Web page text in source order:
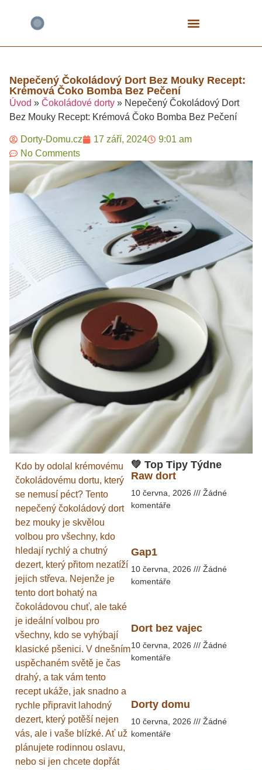
Nepečený Čokoládový Dort Bez Mouky Recept:
Krémová Čoko Bomba Bez Pečení​
Úvod » Čokoládové dorty » Nepečený Čokoládový Dort
Bez Mouky Recept: Krémová Čoko Bomba Bez Pečení​
Dorty-Domu.cz 17 září, 2024
9:01 am
No Comments
Kdo by odolal krémovému
čokoládovému dortu, který
se nemusí péct? Tento
nepečený čokoládový dort
bez mouky je skvělou
volbou pro všechny, kdo
hledají rychlý a chutný
dezert, který přitom nezatíží
jejich střeva. Nejenže je
tento dort bohatý na
čokoládovou chuť, ale také
je ideální volbou pro
všechny, kdo se vyhýbají
klasické pšenici. V dnešním
uspěchaném světě je čas
drahý, a tak vám tento
recept ukáže, jak snadno a
rychle připravit lahodný
dezert, který potěší nejen
vás, ale i vaše blízké. Ať už
plánujete rodinnou oslavu,
nebo si jen chcete dopřát
💚 Top Tipy Týdne
Raw dort
10 června, 2026
Žádné
komentáře
Gap1
10 června, 2026
Žádné
komentáře
Dort bez vajec
10 června, 2026
Žádné
komentáře
Dorty domu
10 června, 2026
Žádné
komentáře